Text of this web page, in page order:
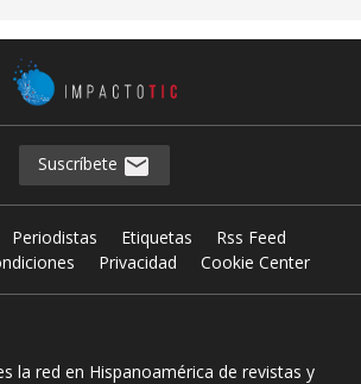
Suscríbete
Periodistas Etiquetas
Rss Feed
Privacidad Cookie Center
la red en Hispanoamérica de revistas y